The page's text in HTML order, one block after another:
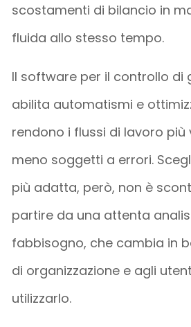
scostamenti di bilancio in
fluida allo stesso tempo.
Il software per il controllo di
abilita automatismi e
rendono i flussi di lavoro più
meno soggetti a errori.
più adatta, però, non è
partire da una attenta
fabbisogno, che cambia in
di organizzazione e agli
utilizzarlo.